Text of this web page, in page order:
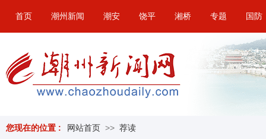
首页 潮州新闻 潮安 饶平 湘桥 专题 国防
您现在的位置 : 网站首页 >> 荐读